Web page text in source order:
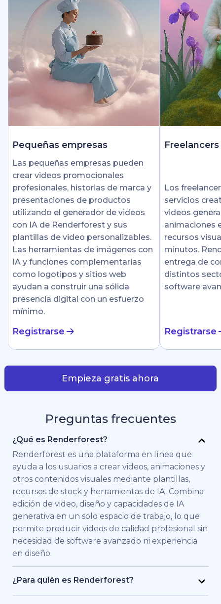
Pequeñas empresas
Las pequeñas empresas pueden
crear videos promocionales
profesionales, historias de marca y
presentaciones de productos
utilizando el generador de videos
con IA de Renderforest y sus
plantillas de video personalizables.
Las herramientas de imágenes con
IA y funciones complementarias
como logotipos y sitios web
ayudan a construir una sólida
presencia digital con un esfuerzo
mínimo.
Registrarse
Freelancers
Los
servicios
videos
animaciones
recursos
minutos.
entrega de
distintos
software
Registrarse
Empieza gratis ahora
Preguntas frecuentes
¿Qué es Renderforest?
Renderforest es una plataforma en línea que
ayuda a los usuarios a crear videos, animaciones y
otros contenidos visuales mediante plantillas,
recursos de stock y herramientas de IA. Combina
edición de video, diseño y capacidades de IA
generativa en un solo espacio de trabajo, lo que
permite producir videos de calidad profesional sin
necesidad de software avanzado ni experiencia
en diseño.
¿Para quién es Renderforest?
Renderforest está pensado para personas y